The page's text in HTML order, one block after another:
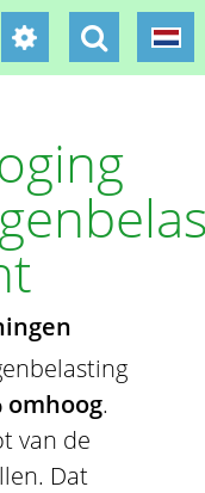
omhoog.
van de
Dat